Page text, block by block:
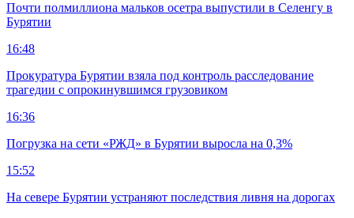
Почти полмиллиона мальков осетра выпустили в Селенгу в
Бурятии
16:48
Прокуратура Бурятии взяла под контроль расследование
трагедии с опрокинувшимся грузовиком
16:36
Погрузка на сети «РЖД» в Бурятии выросла на 0,3%
15:52
На севере Бурятии устраняют последствия ливня на дорогах